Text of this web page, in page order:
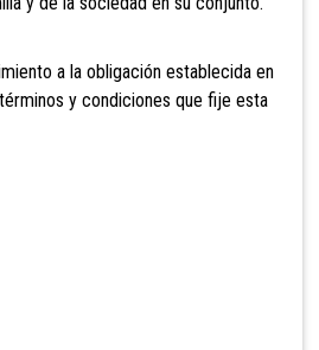
a la obligación establecida en
y condiciones que fije esta